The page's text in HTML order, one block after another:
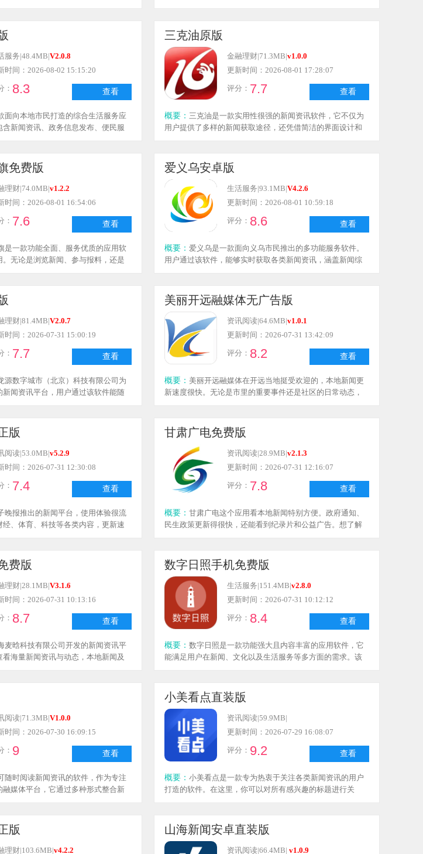
产经、保定本地等各类信息，在线即
需资讯；所有资讯均通过推送呈
；此外，新畿辅还提供多项政务及便
易懂，用户可轻松上手，欢迎体验！
地感知世界的动态。同时，腾讯QQ新闻还覆盖了多领域的资
讯，进一步丰富了用户的信息获取范围。
查看
服务|48.4MB|V2.0.8
时间：2026-08-02 15:15:20
： 8.3
面向本地市民打造的综合生活服务应
含新闻资讯、政务信息发布、便民服
预约等事项，充分满足了市民日常
三克油原版
查看
金融理财|71.3MB|v1.0.0
更新时间：2026-08-01 17:28:07
评分： 7.7
概要： 三克油是一款实用性很强的新闻资讯软件，它不仅为
用户提供了多样的新闻获取途径，还凭借简洁的界面设计和
流。
免费版
查看
理财|74.0MB|v1.2.2
时间：2026-08-01 16:54:06
： 7.6
是一款功能全面、服务优质的应用软
无论是浏览新闻、参与报料，还是
的便利。
爱义乌安卓版
查看
生活服务|93.1MB|V4.2.6
更新时间：2026-08-01 10:59:18
评分： 8.6
概要： 爱义乌是一款面向义乌市民推出的多功能服务软件。
用户通过该软件，能够实时获取各类新闻资讯，涵盖新闻综
富的便民服务功能，用户可借助它查询医保、社保、公积金
等信息，也能完成医院挂号、水电费缴纳等日常生活所需的
服务，为市民生活带来便利。
查看
理财|81.4MB|V2.0.7
时间：2026-07-31 15:00:19
： 7.7
源数字城市（北京）科技有限公司为
闻资讯平台，用户通过该软件能随
家足不出户就能知晓身边事。
美丽开远融媒体无广告版
查看
资讯阅读|64.6MB|v1.0.1
更新时间：2026-07-31 13:42:09
评分： 8.2
概要： 美丽开远融媒体在开远当地挺受欢迎的，本地新闻更
新速度很快。无论是市里的重要事件还是社区的日常动态，
信息不会错过。在手机里装一个，看新闻和办事都能省不少
事，用起来确实很顺手。
版
查看
阅读|53.0MB|v5.2.9
时间：2026-07-31 12:30:08
： 7.4
晚报推出的新闻平台，使用体验很流
、体育、科技等各类内容，更新速
记者互动交流，或者在社区板块找
甘肃广电免费版
查看
资讯阅读|28.9MB|v2.1.3
更新时间：2026-07-31 12:16:07
评分： 7.8
概要： 甘肃广电这个应用看本地新闻特别方便。政府通知、
民生政策更新得很快，还能看到纪录片和公益广告。想了解
了。
费版
查看
理财|28.1MB|V3.1.6
时间：2026-07-31 10:13:16
： 8.7
麦晗科技有限公司开发的新闻资讯平
海量新闻资讯与动态，本地新闻及
多个栏目。
数字日照手机免费版
查看
生活服务|151.4MB|v2.8.0
更新时间：2026-07-31 10:12:12
评分： 8.4
概要： 数字日照是一款功能强大且内容丰富的应用软件，它
能满足用户在新闻、文化以及生活服务等多方面的需求。该
到优质的生活体验。
查看
阅读|71.3MB|V1.0.0
时间：2026-07-30 16:09:15
： 9
随时阅读新闻资讯的软件，作为专注
媒体平台，它通过多种形式整合新
新闻资讯的需求。
小美看点直装版
查看
资讯阅读|59.9MB|
更新时间：2026-07-29 16:08:07
评分： 9.2
概要： 小美看点是一款专为热衷于关注各类新闻资讯的用户
打造的软件。在这里，你可以对所有感兴趣的标题进行关
外，使用过程中还有机会获得现金红包，用户只需每日签
到，就能领取更多福利和积分。有需要的用户不妨来体验一
下。
版
理财|103.6MB|v4.2.2
山海新闻安卓直装版
资讯阅读|66.4MB| v1.0.9